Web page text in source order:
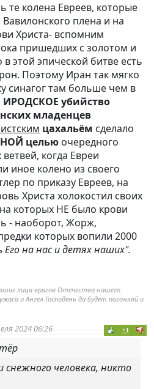
те колена Евреев, которые
плена и на
Христа- вспомним
пришедших с золотом и
этой эпической битве есть
Поэтому Иран так мягко
синагог там больше чем в
ИРОДСКОЕ убийство
младенцев
цахальём сделало
целью очередного
когда Евреи
иное колено из своего
по приказу Евреев, на
Христа холокостил своих
которых НЕ было крови
- наоборот, Жорж,
которых вопили 2000
Его на нас и детях наших".
лица врагов Отечества нашего
и Ангел Господень да будет погоняяй и
2024 06:26 +1
снежного человека, никто